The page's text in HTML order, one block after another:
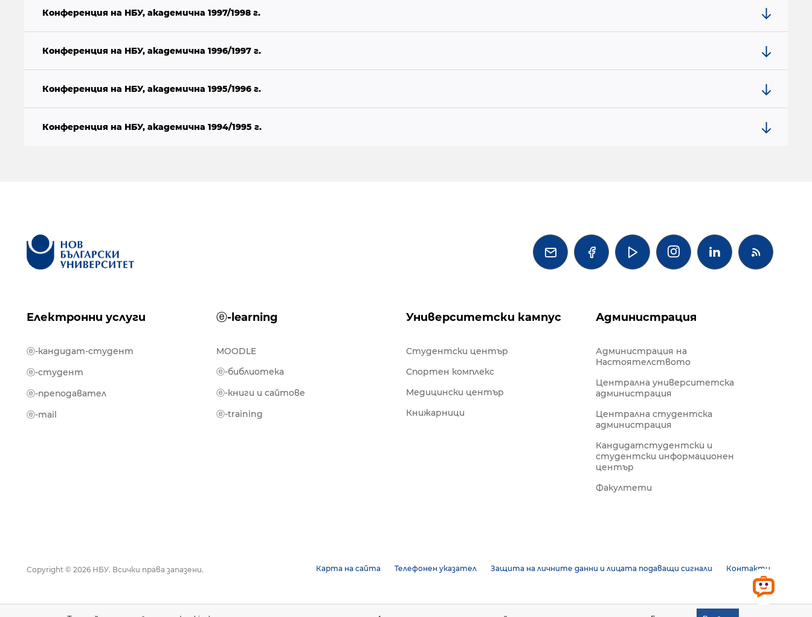
Конференция на НБУ, академична 1997/1998 г.
Конференция на НБУ, академична 1996/1997 г.
Конференция на НБУ, академична 1995/1996 г.
Конференция на НБУ, академична 1994/1995 г.
   
Електронни услуги ⓔ-learning Университетски кампус Администрация
ⓔ-кандидат-студент
ⓔ-студент
ⓔ-преподавател
ⓔ-mail
MOODLE
ⓔ-библиотека
ⓔ-книги и сайтове
ⓔ-training
Студентски център
Спортен комплекс
Медицински център
Книжарници
Администрация на
Настоятелството
Централна университетска
администрация
Централна студентска
администрация
Кандидатстудентски и
студентски информационен
център
Факултети
Карта на сайта Телефонен указател Защита на личните данни и лицата подаващи сигнали Контакти
Copyright © 2026 НБУ. Всички права запазени.